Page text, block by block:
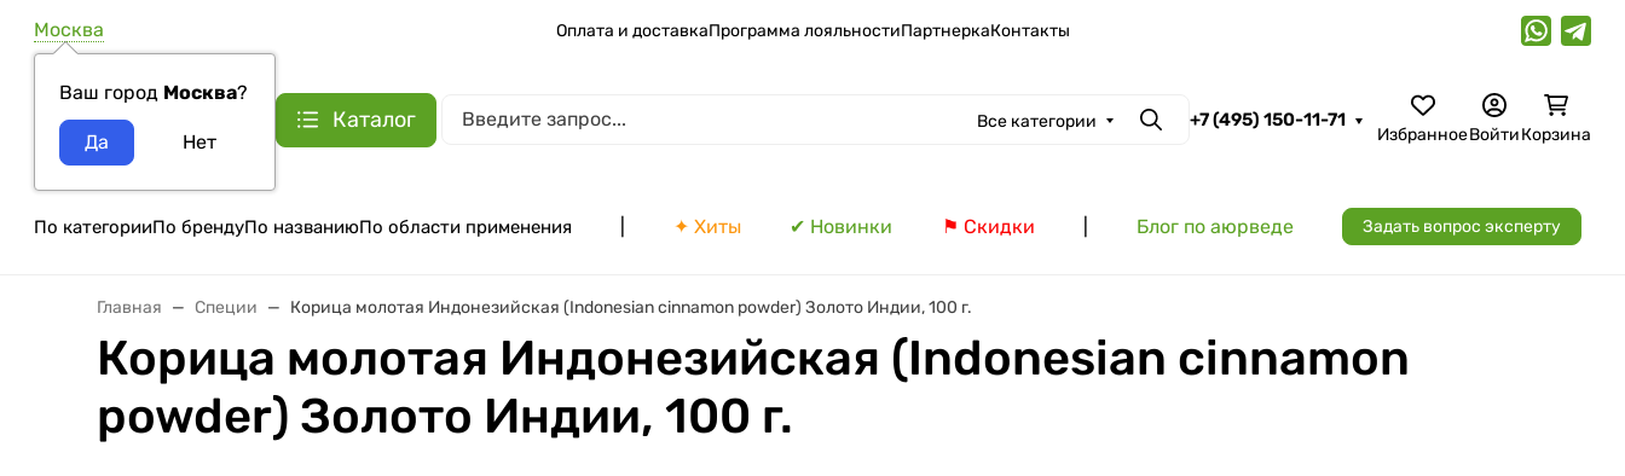
Москва
Ваш город Москва?
Оплата и доставкаПрограмма лояльностиПартнеркаКонтакты
Каталог Все категории Поиск
+7 (495) 150-11-71
ИзбранноеВойтиКорзина
По категорииПо брендуПо названиюПо области применения ✦ Хиты ✔ Новинки ⚑ Скидки Блог по аюрведе Задать вопрос эксперту
Главная Специи Корица молотая Индонезийская (Indonesian cinnamon powder) Золото Индии, 100 г.
Корица молотая Индонезийская (Indonesian cinnamon
powder) Золото Индии, 100 г.